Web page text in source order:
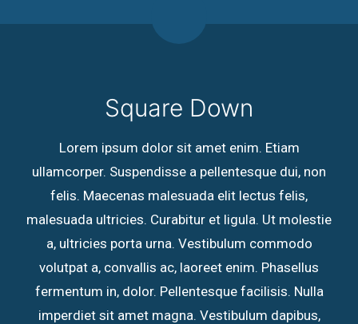
Square Down
Lorem ipsum dolor sit amet enim. Etiam
ullamcorper. Suspendisse a pellentesque dui, non
felis. Maecenas malesuada elit lectus felis,
malesuada ultricies. Curabitur et ligula. Ut molestie
a, ultricies porta urna. Vestibulum commodo
volutpat a, convallis ac, laoreet enim. Phasellus
fermentum in, dolor. Pellentesque facilisis. Nulla
imperdiet sit amet magna. Vestibulum dapibus,